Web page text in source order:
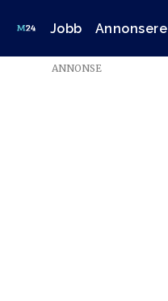
Jobb Annonsere
ANNONSE